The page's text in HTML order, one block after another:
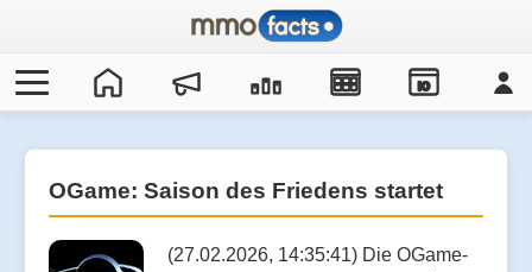
IO
OGame: Saison des Friedens startet
(27.02.2026, 14:35:41) Die OGame-